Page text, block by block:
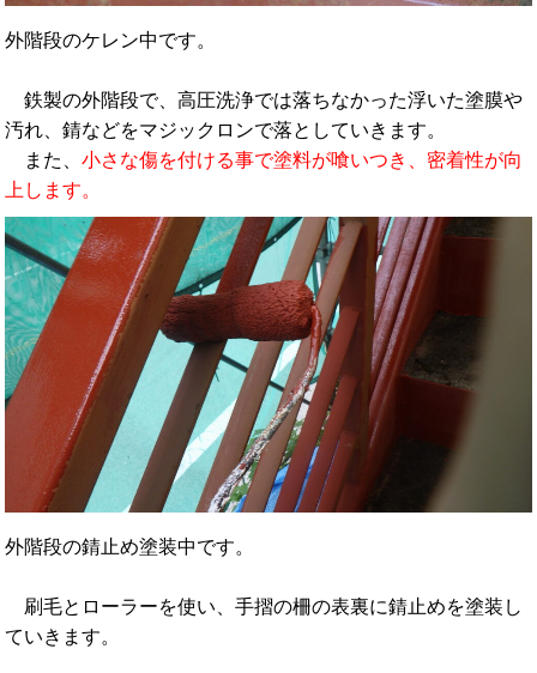
外階段のケレン中です。
鉄製の外階段で、高圧洗浄では落ちなかった浮いた塗膜や
汚れ、錆などをマジックロンで落としていきます。
また、小さな傷を付ける事で塗料が喰いつき、密着性が向
上します。
外階段の錆止め塗装中です。
刷毛とローラーを使い、手摺の柵の表裏に錆止めを塗装し
ていきます。